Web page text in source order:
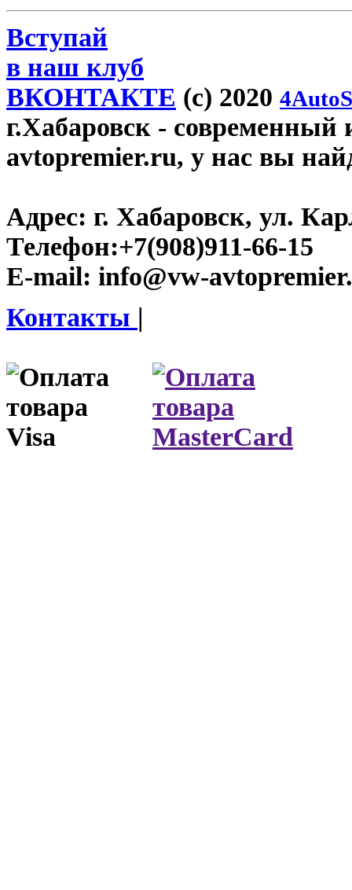
Вступай
в наш клуб
ВКОНТАКТЕ (c) 2020
г.Хабаровск - современный
avtopremier.ru, у нас вы
Адрес: г. Хабаровск, ул.
Телефон:+7(908)911-66-15
E-mail: info@vw-
Контакты |